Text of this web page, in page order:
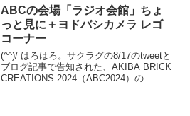
谷の街を歩いていたら、三井さ...
ABCの会場「ラジオ会館」ちょ
っと見に＋ヨドバシカメラ レゴ
コーナー
(^^)/ はろはろ。サクラグの8/17のtweetと
ブログ記事で告知された、AKIBA BRICK
CREATIONS 2024（ABC2024）の